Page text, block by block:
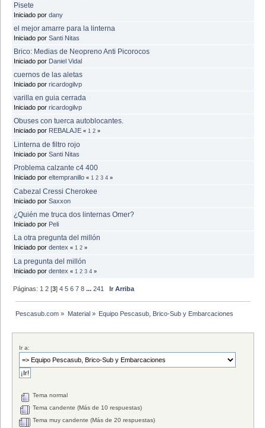
Pisete
Iniciado por dany
el mejor amarre para la linterna
Iniciado por Santi Nitas
Brico: Medias de Neopreno Anti Picorocos
Iniciado por Daniel Vidal
cuernos de las aletas
Iniciado por ricardogilvp
varilla en guia cerrada
Iniciado por ricardogilvp
Obuses con tuerca autoblocantes.
Iniciado por REBALAJE « 1 2 »
Linterna de filtro rojo
Iniciado por Santi Nitas
Problema calzante c4 400
Iniciado por eltempranillo « 1 2 3 4 »
Cabezal Cressi Cherokee
Iniciado por Saxxon
¿Quién me truca dos linternas Omer?
Iniciado por Peli
La otra pregunta del millón
Iniciado por dentex « 1 2 »
La pregunta del millón
Iniciado por dentex « 1 2 3 4 »
Páginas: 1 2 [3]4 5 6 7 8 ...241 Ir Arriba
Pescasub.com » Material» Equipo Pescasub, Brico-Sub y Embarcaciones
Ir a:
Tema normal
Tema candente (Más de 10 respuestas)
Tema muy candente (Más de 20 respuestas)